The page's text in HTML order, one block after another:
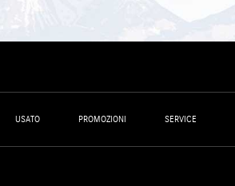
USATO PROMOZIONI SERVICE